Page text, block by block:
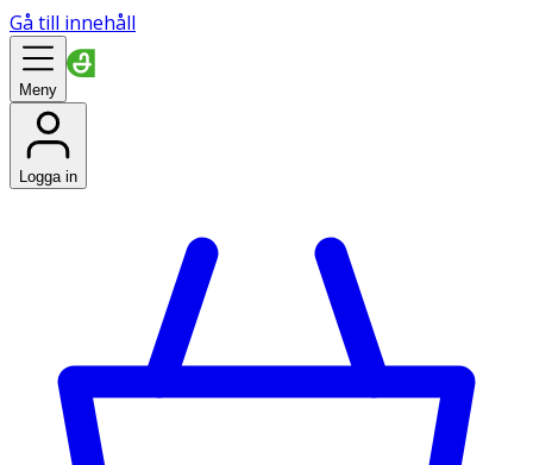
Gå till innehåll
Meny
Logga in